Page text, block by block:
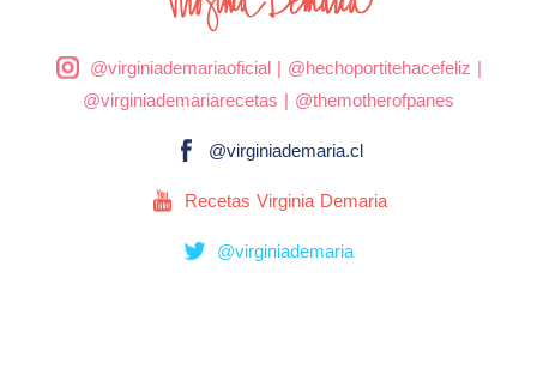
@virginiademariaoficial| @hechoportitehacefeliz |
@virginiademariarecetas | @themotherofpanes
@virginiademaria.cl
Recetas Virginia Demaria
@virginiademaria